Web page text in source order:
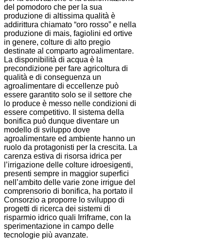
del pomodoro che per la sua
produzione di altissima qualità è
addirittura chiamato “oro rosso” e nella
produzione di mais, fagiolini ed ortive
in genere, colture di alto pregio
destinate al comparto agroalimentare.
La disponibilità di acqua è la
precondizione per fare agricoltura di
qualità e di conseguenza un
agroalimentare di eccellenze può
essere garantito solo se il settore che
lo produce è messo nelle condizioni di
essere competitivo. Il sistema della
bonifica può dunque diventare un
modello di sviluppo dove
agroalimentare ed ambiente hanno un
ruolo da protagonisti per la crescita. La
carenza estiva di risorsa idrica per
l’irrigazione delle colture idroesigenti,
presenti sempre in maggior superfici
nell’ambito delle varie zone irrigue del
comprensorio di bonifica, ha portato il
Consorzio a proporre lo sviluppo di
progetti di ricerca dei sistemi di
risparmio idrico quali Irriframe, con la
sperimentazione in campo delle
tecnologie più avanzate.